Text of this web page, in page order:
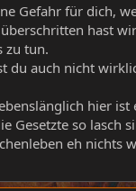
Gefahr für dich,
hast
zu tun.
du auch nicht
hier ist
Gesetzte so lasch
eh nichts